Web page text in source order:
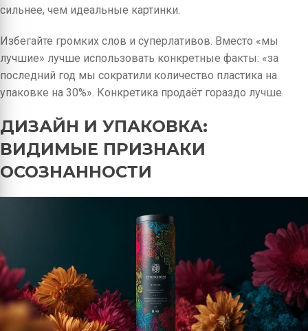
сильнее, чем идеальные картинки.
Избегайте громких слов и суперлативов. Вместо «мы
лучшие» лучше использовать конкретные факты: «за
последний год мы сократили количество пластика на
упаковке на 30%». Конкретика продаёт гораздо лучше.
ДИЗАЙН И УПАКОВКА:
ВИДИМЫЕ ПРИЗНАКИ
ОСОЗНАННОСТИ